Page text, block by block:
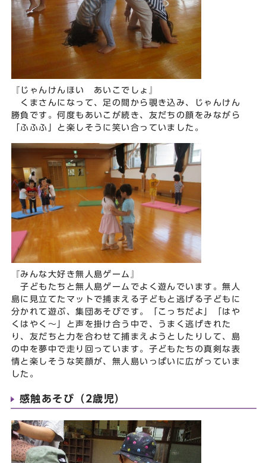
『じゃんけんほい あいこでしょ』
くまさんになって、足の間から覗き込み、じゃんけん
勝負です。何度もあいこが続き、友だちの顔をみながら
「ふふふ」と楽しそうに笑い合っていました。
『みんな大好き無人島ゲーム』
子どもたちと無人島ゲームでよく遊んでいます。無人
島に見立てたマットで捕まえる子どもと逃げる子どもに
分かれて遊ぶ、集団あそびです。「こっちだよ」「はや
くはやく～」と声を掛け合う中で、うまく逃げきれた
り、友だちと力を合わせて捕まえようとしたりして、島
の中を夢中で走り回っています。子どもたちの真剣な表
情と楽しそうな笑顔が、無人島いっぱいに広がっていま
した。
感触あそび（2歳児）